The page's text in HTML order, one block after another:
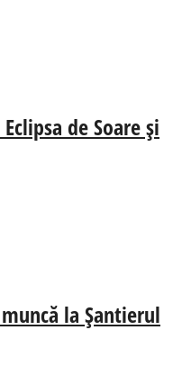
de Soare și
la Șantierul